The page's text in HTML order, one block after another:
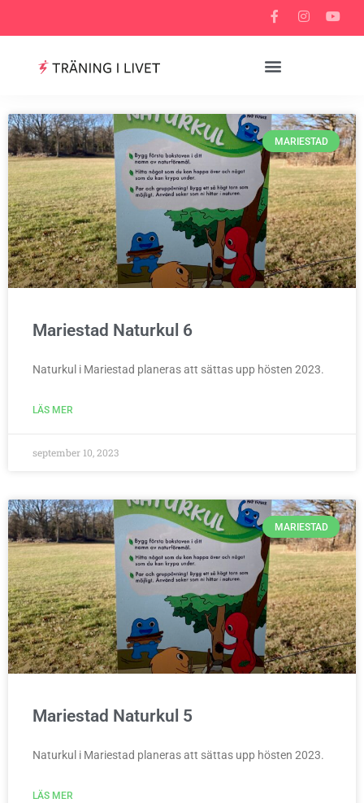
MARIESTAD
Mariestad Naturkul 6
Naturkul i Mariestad planeras att sättas upp hösten 2023.
LÄS MER
september 10, 2023
MARIESTAD
Mariestad Naturkul 5
Naturkul i Mariestad planeras att sättas upp hösten 2023.
LÄS MER